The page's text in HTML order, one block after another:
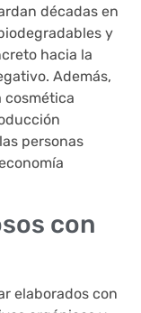
décadas en
y
hacia la
Además,
cosmética
personas
con
elaborados con